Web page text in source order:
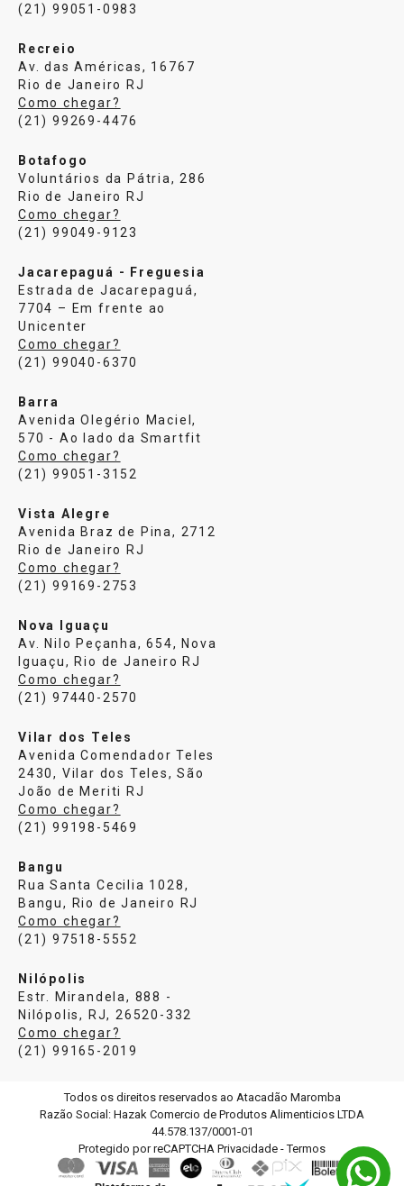
(21) 99051-0983
Recreio
Av. das Américas, 16767
Rio de Janeiro RJ
Como chegar?
(21) 99269-4476
Botafogo
Voluntários da Pátria, 286
Rio de Janeiro RJ
Como chegar?
(21) 99049-9123
Jacarepaguá - Freguesia
Estrada de Jacarepaguá,
7704 – Em frente ao
Unicenter
Como chegar?
(21) 99040-6370
Barra
Avenida Olegério Maciel,
570 - Ao lado da Smartfit
Como chegar?
(21) 99051-3152
Vista Alegre
Avenida Braz de Pina, 2712
Rio de Janeiro RJ
Como chegar?
(21) 99169-2753
Nova Iguaçu
Av. Nilo Peçanha, 654, Nova
Iguaçu, Rio de Janeiro RJ
Como chegar?
(21) 97440-2570
Vilar dos Teles
Avenida Comendador Teles
2430, Vilar dos Teles, São
João de Meriti RJ
Como chegar?
(21) 99198-5469
Bangu
Rua Santa Cecilia 1028,
Bangu, Rio de Janeiro RJ
Como chegar?
(21) 97518-5552
Nilópolis
Estr. Mirandela, 888 -
Nilópolis, RJ, 26520-332
Como chegar?
(21) 99165-2019
Todos os direitos reservados ao Atacadão Maromba
Razão Social: Hazak Comercio de Produtos Alimenticios LTDA
44.578.137/0001-01
Protegido por reCAPTCHA Privacidade -Termos